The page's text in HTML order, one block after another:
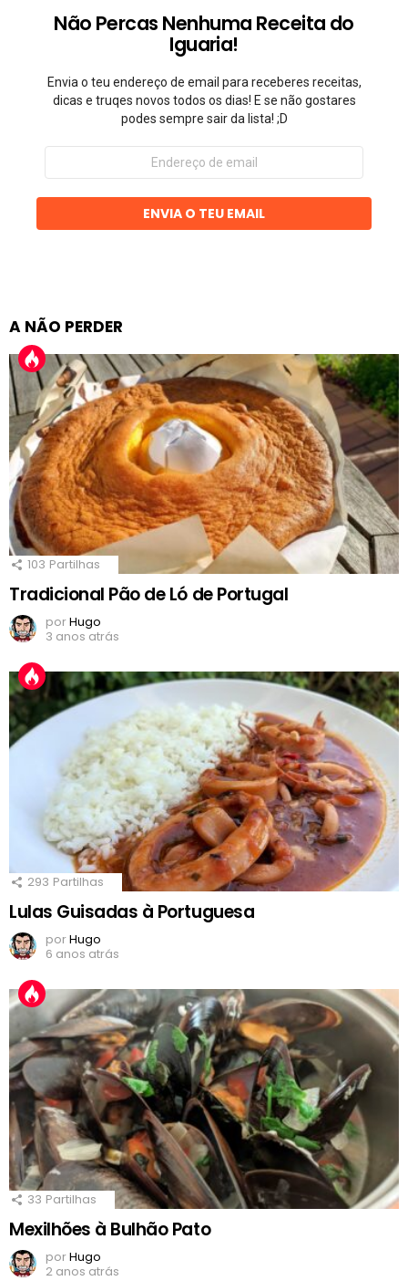
Não Percas Nenhuma Receita do
Iguaria!
Envia o teu endereço de email para receberes receitas,
dicas e truqes novos todos os dias! E se não gostares
podes sempre sair da lista! ;D
Endereço
email
ENVIA O TEU EMAIL
A NÃO PERDER
103 Partilhas
Tradicional Pão de Ló de Portugal
porHugo
3 anos atrás
293 Partilhas
Lulas Guisadas à Portuguesa
porHugo
6 anos atrás
33 Partilhas
Mexilhões à Bulhão Pato
porHugo
2 anos atrás